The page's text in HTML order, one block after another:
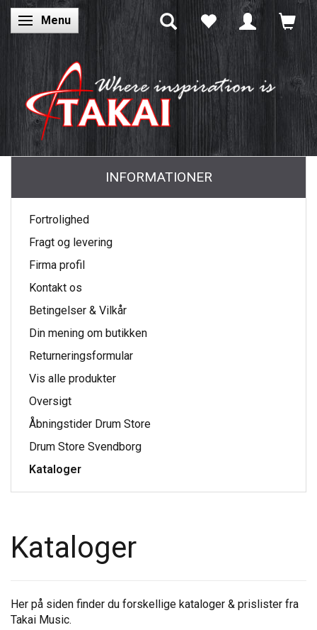
Skifte navigation
Menu
INFORMATIONER
Fortrolighed
Fragt og levering
Firma profil
Kontakt os
Betingelser & Vilkår
Din mening om butikken
Returneringsformular
Vis alle produkter
Oversigt
Åbningstider Drum Store
Drum Store Svendborg
Kataloger
Kataloger
Her på siden finder du forskellige kataloger & prislister fra
Takai Music.